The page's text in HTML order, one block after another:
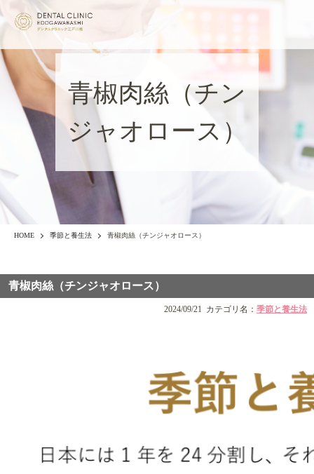
青椒肉絲（チン
ジャオロース）
HOME 季節と養生法 青椒肉絲（チンジャオロース）
青椒肉絲（チンジャオロース）
2024/09/21 カテゴリ名： 季節と養生法